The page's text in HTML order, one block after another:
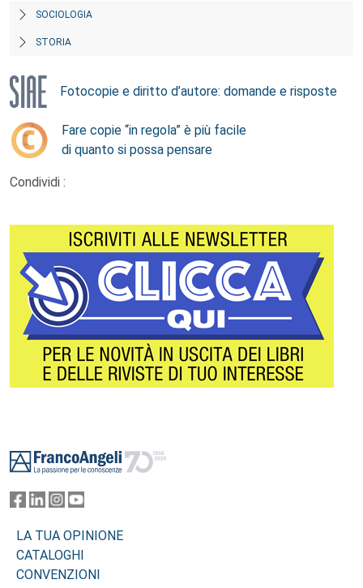
SOCIOLOGIA
STORIA
Fotocopie e diritto d’autore: domande e risposte
Fare copie “in regola” è più facile
di quanto si possa pensare
Condividi :
LA TUA OPINIONE
CATALOGHI
CONVENZIONI